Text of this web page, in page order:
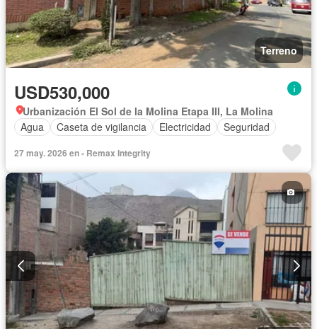
Terreno
USD530,000
Urbanización El Sol de la Molina Etapa III, La Molina
Agua
Caseta de vigilancia Electricidad Seguridad
27 may. 2026 en - Remax Integrity